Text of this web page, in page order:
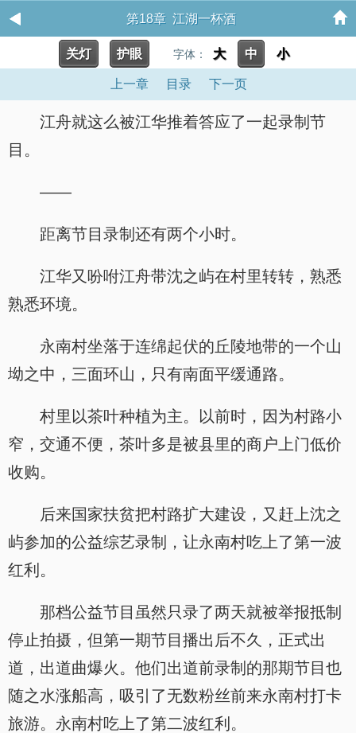
第18章 江湖一杯酒
关灯 护眼 字体： 大 中 小
上一章 目录 下一页
江舟就这么被江华推着答应了一起录制节
目。
——
距离节目录制还有两个小时。
江华又吩咐江舟带沈之屿在村里转转，熟悉
熟悉环境。
永南村坐落于连绵起伏的丘陵地带的一个山
坳之中，三面环山，只有南面平缓通路。
村里以茶叶种植为主。以前时，因为村路小
窄，交通不便，茶叶多是被县里的商户上门低价
收购。
后来国家扶贫把村路扩大建设，又赶上沈之
屿参加的公益综艺录制，让永南村吃上了第一波
红利。
那档公益节目虽然只录了两天就被举报抵制
停止拍摄，但第一期节目播出后不久，正式出
道，出道曲爆火。他们出道前录制的那期节目也
随之水涨船高，吸引了无数粉丝前来永南村打卡
旅游。永南村吃上了第二波红利。